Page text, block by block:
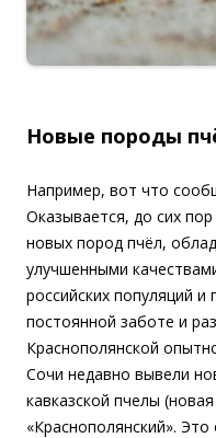
Новые породы
Например, вот что
Оказывается, до сих
новых пород пчёл,
улучшенными
российских популяций
постоянной заботе и
Краснополянской
Сочи недавно вывели
кавказской пчелы
«Краснополянский».